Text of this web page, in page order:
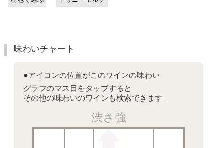
味わいチャート
●アイコンの位置がこのワインの味わい
グラフのマス目をタップすると
その他の味わいのワインも検索できます
渋さ強